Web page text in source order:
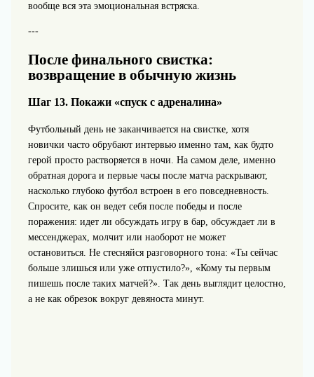
вообще вся эта эмоциональная встряска.
---
После финального свистка:
возвращение в обычную жизнь
Шаг 13. Покажи «спуск с адреналина»
Футбольный день не заканчивается на свистке, хотя
новички часто обрубают интервью именно там, как будто
герой просто растворяется в ночи. На самом деле, именно
обратная дорога и первые часы после матча раскрывают,
насколько глубоко футбол встроен в его повседневность.
Спросите, как он ведет себя после победы и после
поражения: идет ли обсуждать игру в бар, обсуждает ли в
мессенджерах, молчит или наоборот не может
остановиться. Не стесняйся разговорного тона: «Ты сейчас
больше злишься или уже отпустило?», «Кому ты первым
пишешь после таких матчей?». Так день выглядит целостно,
а не как обрезок вокруг девяноста минут.